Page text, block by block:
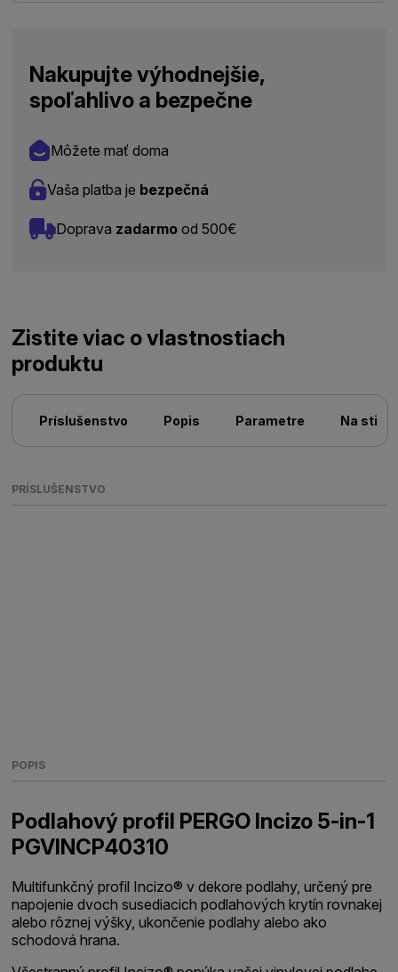
Nakupujte výhodnejšie,
spoľahlivo a bezpečne
Môžete mať doma
Vaša platba je bezpečná
Doprava zadarmo od 500€
Zistite viac o vlastnostiach
produktu
Príslušenstvo Popis Parametre Na
PRÍSLUŠENSTVO
POPIS
Podlahový profil PERGO Incizo 5-in-1
PGVINCP40310
Multifunkčný profil Incizo® v dekore podlahy, určený pre
napojenie dvoch susediacich podlahových krytín rovnakej
alebo rôznej výšky, ukončenie podlahy alebo ako
schodová hrana.